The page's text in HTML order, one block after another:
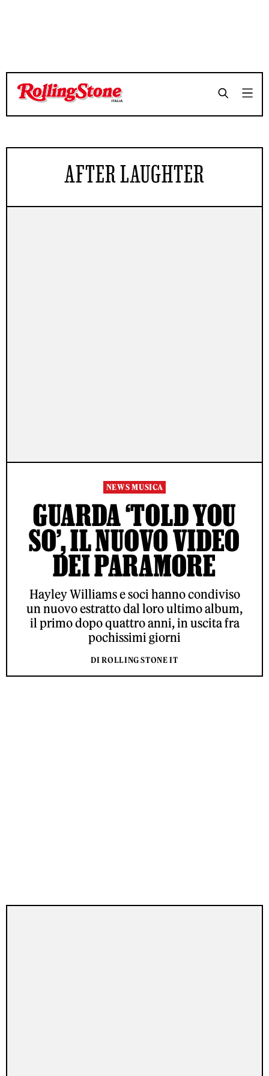
AFTER LAUGHTER
NEWS MUSICA
GUARDA ‘TOLD YOU
SO’, IL NUOVO VIDEO
DEI PARAMORE
Hayley Williams e soci hanno condiviso
un nuovo estratto dal loro ultimo album,
il primo dopo quattro anni, in uscita fra
pochissimi giorni
DI ROLLING STONE IT